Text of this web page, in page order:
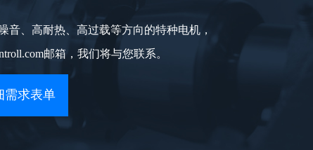
、高耐热、高过载等方向的特种电机，
邮箱，我们将与您联系。
需求表单